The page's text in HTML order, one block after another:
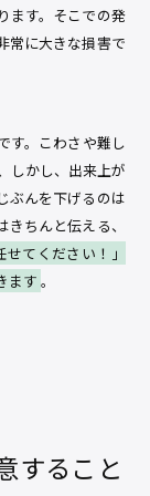
ます。そこでの発
常に大きな損害で
す。こわさや難し
しかし、出来上が
ぶんを下げるのは
ちんと伝える、
てください！」
ます 。
すること